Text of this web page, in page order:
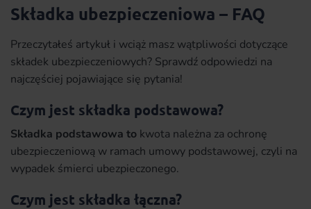
Składka ubezpieczeniowa – FAQ
Przeczytałeś artykuł i wciąż masz wątpliwości dotyczące
składek ubezpieczeniowych? Sprawdź odpowiedzi na
najczęściej pojawiające się pytania!
Czym jest składka podstawowa?
Składka podstawowa to kwota należna za ochronę
ubezpieczeniową w ramach umowy podstawowej, czyli na
wypadek śmierci ubezpieczonego.
Czym jest składka łączna?